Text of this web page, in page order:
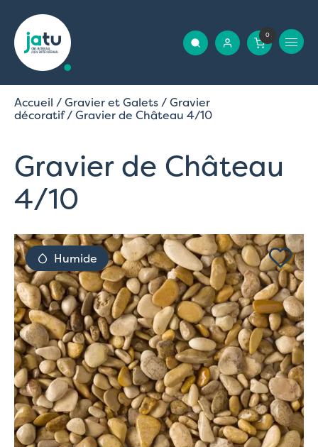
0
Accueil /Gravier et Galets/Gravier
décoratif/ Gravier de Château 4/10
Gravier de Château
4/10
Humide